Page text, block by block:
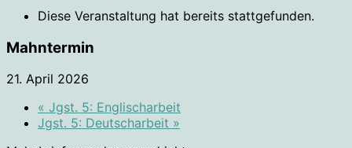
Diese Veranstaltung hat bereits stattgefunden.
Mahntermin
21. April 2026
« Jgst. 5: Englischarbeit
Jgst. 5: Deutscharbeit »